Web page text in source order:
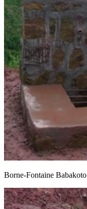
Borne-Fontaine